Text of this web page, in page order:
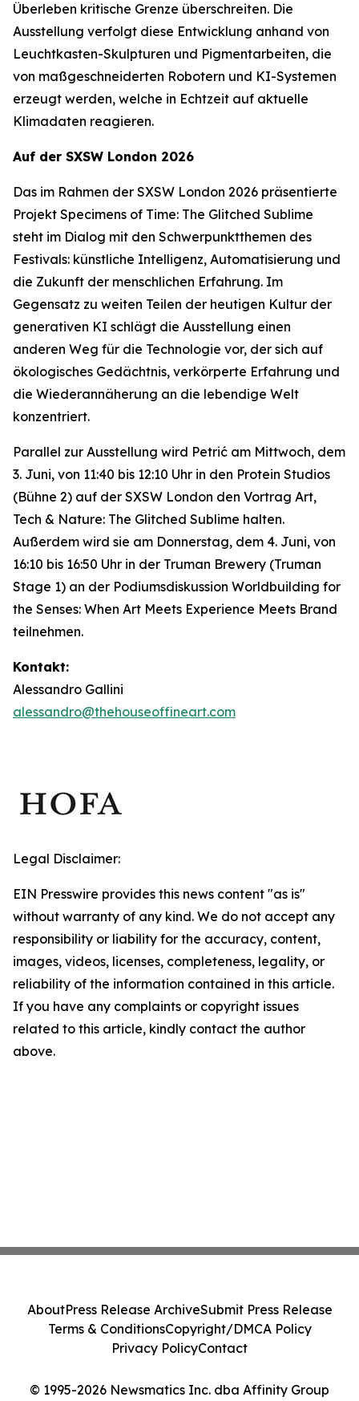
Überleben kritische Grenze überschreiten. Die
Ausstellung verfolgt diese Entwicklung anhand von
Leuchtkasten-Skulpturen und Pigmentarbeiten, die
von maßgeschneiderten Robotern und KI-Systemen
erzeugt werden, welche in Echtzeit auf aktuelle
Klimadaten reagieren.
Auf der SXSW London 2026
Das im Rahmen der SXSW London 2026 präsentierte
Projekt Specimens of Time: The Glitched Sublime
steht im Dialog mit den Schwerpunktthemen des
Festivals: künstliche Intelligenz, Automatisierung und
die Zukunft der menschlichen Erfahrung. Im
Gegensatz zu weiten Teilen der heutigen Kultur der
generativen KI schlägt die Ausstellung einen
anderen Weg für die Technologie vor, der sich auf
ökologisches Gedächtnis, verkörperte Erfahrung und
die Wiederannäherung an die lebendige Welt
konzentriert.
Parallel zur Ausstellung wird Petrić am Mittwoch, dem
3. Juni, von 11:40 bis 12:10 Uhr in den Protein Studios
(Bühne 2) auf der SXSW London den Vortrag Art,
Tech & Nature: The Glitched Sublime halten.
Außerdem wird sie am Donnerstag, dem 4. Juni, von
16:10 bis 16:50 Uhr in der Truman Brewery (Truman
Stage 1) an der Podiumsdiskussion Worldbuilding for
the Senses: When Art Meets Experience Meets Brand
teilnehmen.
Kontakt:
Alessandro Gallini
alessandro@thehouseoffineart.com
Legal Disclaimer:
EIN Presswire provides this news content "as is"
without warranty of any kind. We do not accept any
responsibility or liability for the accuracy, content,
images, videos, licenses, completeness, legality, or
reliability of the information contained in this article.
If you have any complaints or copyright issues
related to this article, kindly contact the author
above.
© 1995-2026 Newsmatics Inc. dba Affinity Group
AboutPress Release ArchiveSubmit Press Release
Terms & ConditionsCopyright/DMCA Policy
Privacy PolicyContact